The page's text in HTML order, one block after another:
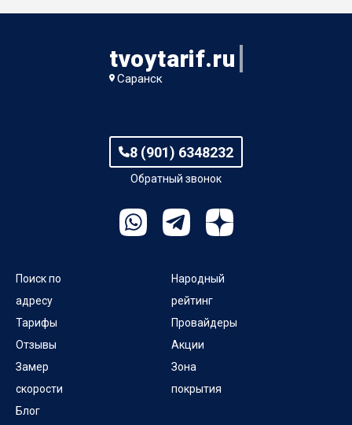
tvoytarif.ru
Саранск
8 (901) 6348232
Обратный звонок
Поиск по
адресу
Тарифы
Отзывы
Замер
скорости
Блог
Народный
рейтинг
Провайдеры
Акции
Зона
покрытия